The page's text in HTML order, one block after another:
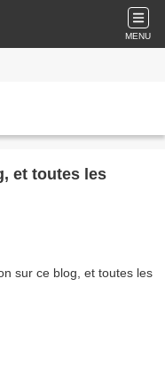
MENU
et toutes les